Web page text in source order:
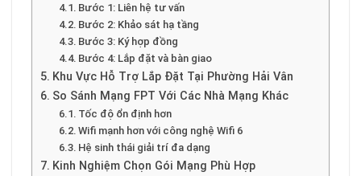
Bước 1: Liên hệ tư vấn
Bước 2: Khảo sát hạ tầng
Bước 3: Ký hợp đồng
Bước 4: Lắp đặt và bàn giao
Khu Vực Hỗ Trợ Lắp Đặt Tại Phường Hải Vân
So Sánh Mạng FPT Với Các Nhà Mạng Khác
Tốc độ ổn định hơn
Wifi mạnh hơn với công nghệ Wifi 6
Hệ sinh thái giải trí đa dạng
Kinh Nghiệm Chọn Gói Mạng Phù Hợp